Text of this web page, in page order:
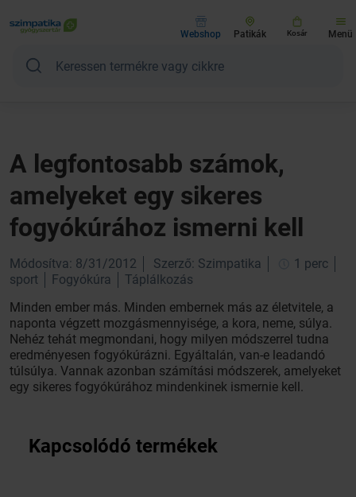
Webshop Patikák Kosár Menü
A legfontosabb számok,
amelyeket egy sikeres
fogyókúrához ismerni kell
Módosítva: 8/31/2012 Szerző: Szimpatika
1 perc
sport
Fogyókúra
Táplálkozás
Minden ember más. Minden embernek más az életvitele, a
naponta végzett mozgásmennyisége, a kora, neme, súlya.
Nehéz tehát megmondani, hogy milyen módszerrel tudna
eredményesen fogyókúrázni. Egyáltalán, van-e leadandó
túlsúlya. Vannak azonban számítási módszerek, amelyeket
egy sikeres fogyókúrához mindenkinek ismernie kell.
Kapcsolódó termékek